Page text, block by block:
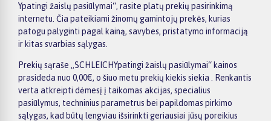
Ypatingi žaislų pasiūlymai“, rasite platų prekių pasirinkimą
internetu. Čia pateikiami žinomų gamintojų prekės, kurias
patogu palyginti pagal kainą, savybes, pristatymo informaciją
ir kitas svarbias sąlygas.
Prekių sąraše „SCHLEICHYpatingi žaislų pasiūlymai“ kainos
prasideda nuo 0,00€, o šiuo metu prekių kiekis siekia . Renkantis
verta atkreipti dėmesį į taikomas akcijas, specialius
pasiūlymus, techninius parametrus bei papildomas pirkimo
sąlygas, kad būtų lengviau išsirinkti geriausiai jūsų poreikius